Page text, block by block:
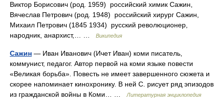
Виктор Борисович (род. 1959) российский химик Сажин,
Вячеслав Петрович (род. 1948) российский хирург Сажин,
Михаил Петрович (1845 1934) русский революционер,
народник, анархист,… …
Википедия
Сажин — Иван Иванович (Ичет Иван) коми писатель,
коммунист, педагог. Автор первой на коми языке повести
«Великая борьба». Повесть не имеет завершенного сюжета и
скорее напоминает кинохронику. В ней С. рисует ряд эпизодов
из гражданской войны в Коми… …
Литературная энциклопедия